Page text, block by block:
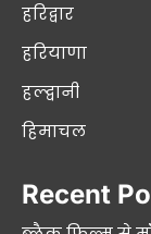
हरिद्वार
हरियाणा
हल्द्वानी
हिमाचल
Recent